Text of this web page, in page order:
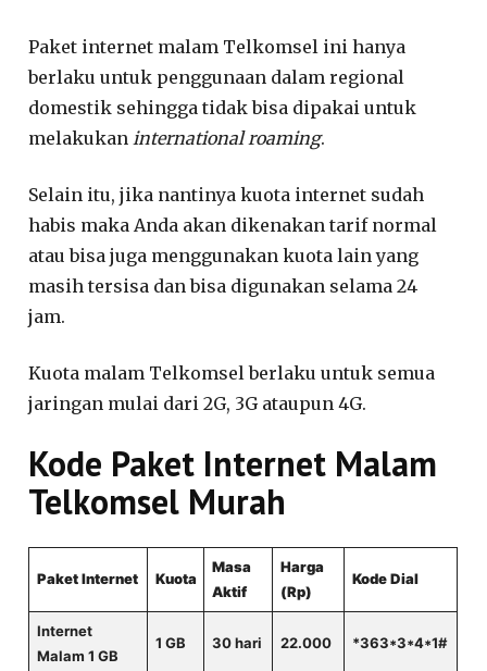
Paket internet malam Telkomsel ini hanya
berlaku untuk penggunaan dalam regional
domestik sehingga tidak bisa dipakai untuk
melakukaninternational roaming.
Selain itu, jika nantinya kuota internet sudah
habis maka Anda akan dikenakan tarif normal
atau bisa juga menggunakan kuota lain yang
masih tersisa dan bisa digunakan selama 24
jam.
Kuota malam Telkomsel berlaku untuk semua
jaringan mulai dari 2G, 3G ataupun 4G.
Kode Paket Internet Malam
Telkomsel Murah
Paket Internet Kuota
Masa
Aktif
Harga
(Rp)
Kode Dial
Internet
Malam 1 GB
1 GB 30 hari 22.000 *363*3*4*1#